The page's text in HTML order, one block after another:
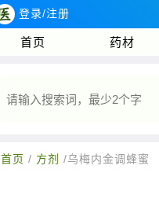
登录/注册
首页 药材
首页 / 方剂 /乌梅内金调蜂蜜